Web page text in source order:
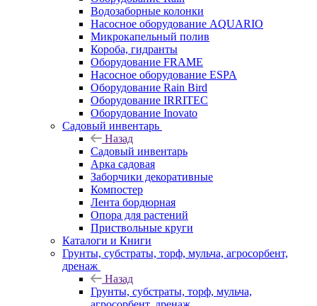
Водозаборные колонки
Насосное оборудование AQUARIO
Микрокапельный полив
Короба, гидранты
Оборудование FRAME
Насосное оборудование ESPA
Оборудование Rain Bird
Оборудование IRRITEC
Оборудование Inovato
Садовый инвентарь
Назад
Садовый инвентарь
Арка садовая
Заборчики декоративные
Компостер
Лента бордюрная
Опора для растений
Приствольные круги
Каталоги и Книги
Грунты, субстраты, торф, мульча, агросорбент,
дренаж
Назад
Грунты, субстраты, торф, мульча,